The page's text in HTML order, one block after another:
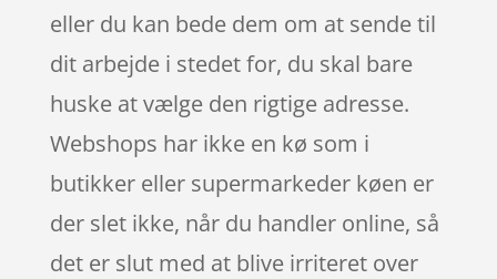
eller du kan bede dem om at sende til
dit arbejde i stedet for, du skal bare
huske at vælge den rigtige adresse.
Webshops har ikke en kø som i
butikker eller supermarkeder køen er
der slet ikke, når du handler online, så
det er slut med at blive irriteret over